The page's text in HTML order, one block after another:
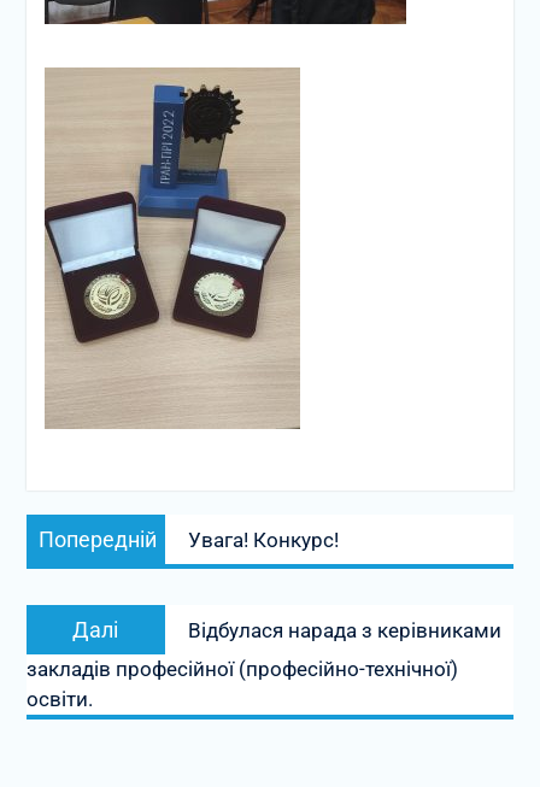
Навігація
записів
Попередній
запис:
Увага! Конкурс!
Далі
Наступний
запис:
Відбулася нарада з керівниками
закладів професійної (професійно-технічної)
освіти.